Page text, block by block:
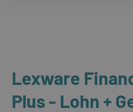
Lexware
Plus - Lohn +